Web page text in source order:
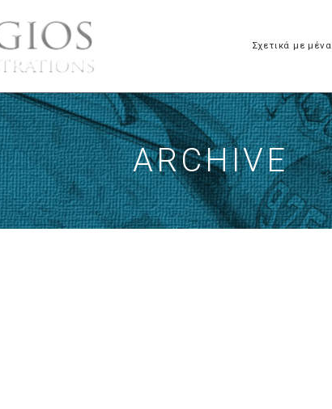
Σχετικά με μένα
ARCHIVE